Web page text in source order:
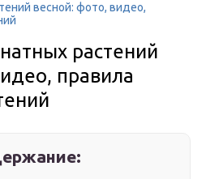
весной: фото, видео,
растений
правила